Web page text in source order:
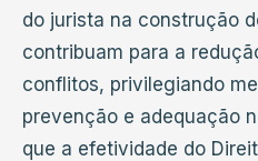
do jurista na construção
contribuam para a
conflitos, privilegiando
prevenção e adequação
que a efetividade do